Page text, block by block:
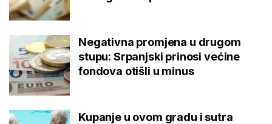
Negativna promjena u drugom
stupu: Srpanjski prinosi većine
fondova otišli u minus
Kupanje u ovom gradu i sutra